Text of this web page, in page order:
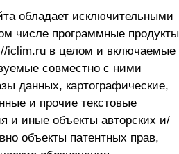
обладает исключительными
числе программные продукты
iclim.ru в целом и включаемые
совместно с ними
данных, картографические,
и прочие текстовые
и иные объекты авторских и/
объекты патентных прав,